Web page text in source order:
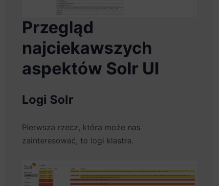
Przegląd
najciekawszych
aspektów Solr UI
Logi Solr
Pierwsza rzecz, która może nas
zainteresować, to logi klastra.